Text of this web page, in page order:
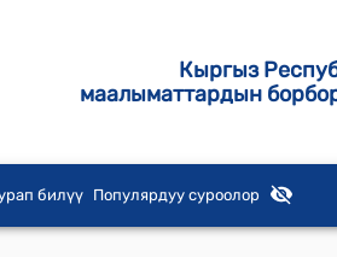
Кыргыз
маалыматтардын
билүү Популярдуу суроолор